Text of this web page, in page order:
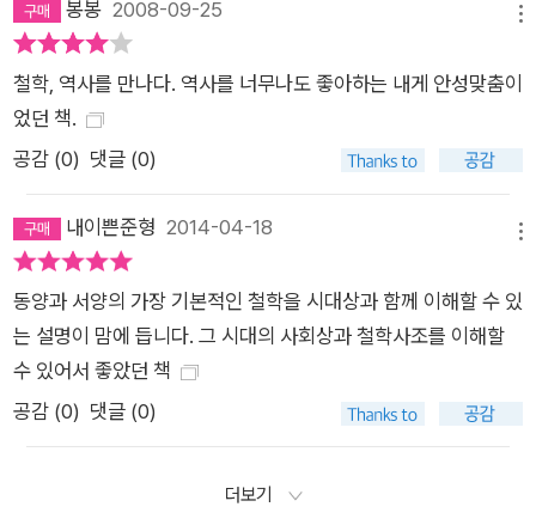
봉봉 2008-09-25
철학, 역사를 만나다. 역사를 너무나도 좋아하는 내게 안성맞춤이
었던 책.
공감 (0) 댓글 (0)
내이쁜준형 2014-04-18
동양과 서양의 가장 기본적인 철학을 시대상과 함께 이해할 수 있
는 설명이 맘에 듭니다. 그 시대의 사회상과 철학사조를 이해할
수 있어서 좋았던 책
공감 (0) 댓글 (0)
더보기